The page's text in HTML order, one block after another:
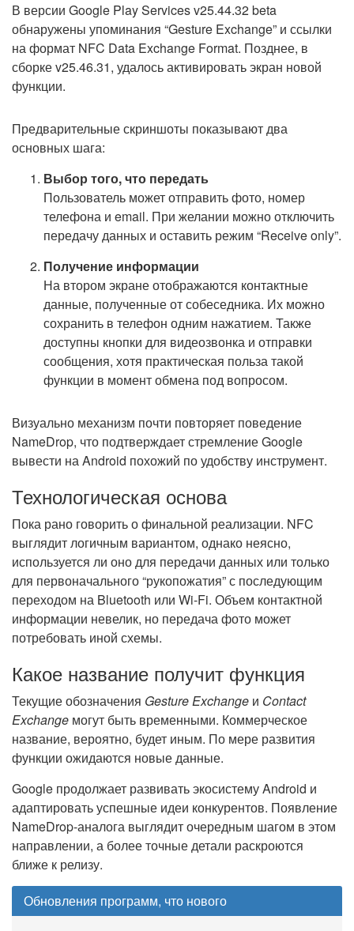
В версии Google Play Services v25.44.32 beta
обнаружены упоминания “Gesture Exchange” и ссылки
на формат NFC Data Exchange Format. Позднее, в
сборке v25.46.31, удалось активировать экран новой
функции.
Предварительные скриншоты показывают два
основных шага:
Выбор того, что передать
Пользователь может отправить фото, номер
телефона и email. При желании можно отключить
передачу данных и оставить режим “Receive only”.
Получение информации
На втором экране отображаются контактные
данные, полученные от собеседника. Их можно
сохранить в телефон одним нажатием. Также
доступны кнопки для видеозвонка и отправки
сообщения, хотя практическая польза такой
функции в момент обмена под вопросом.
Визуально механизм почти повторяет поведение
NameDrop, что подтверждает стремление Google
вывести на Android похожий по удобству инструмент.
Технологическая основа
Пока рано говорить о финальной реализации. NFC
выглядит логичным вариантом, однако неясно,
используется ли оно для передачи данных или только
для первоначального “рукопожатия” с последующим
переходом на Bluetooth или Wi-Fi. Объем контактной
информации невелик, но передача фото может
потребовать иной схемы.
Какое название получит функция
Текущие обозначения Gesture Exchange и Contact
Exchange могут быть временными. Коммерческое
название, вероятно, будет иным. По мере развития
функции ожидаются новые данные.
Google продолжает развивать экосистему Android и
адаптировать успешные идеи конкурентов. Появление
NameDrop-аналога выглядит очередным шагом в этом
направлении, а более точные детали раскроются
ближе к релизу.
Обновления программ, что нового